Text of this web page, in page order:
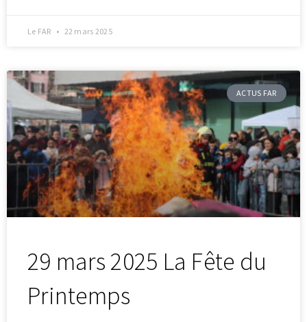
Le FAR 22 mars 2025
ACTUS FAR
29 mars 2025 La Fête du
Printemps